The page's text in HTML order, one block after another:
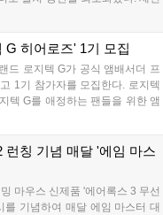
미니멀한 디자인은 거실, 서재
적한 홈 컴퓨팅 환경을 제공한
G 히어로즈' 1기 모집
드 로지텍 G가 공식 앰배서더 프
1기 참가자를 모집한다. 로지텍
텍 G를 애정하는 팬들을 위한 앰
언서로는 약 200만 구독자를 보
머, 크리에이터, 코스튬 플레이
면 누구나 지원할 수 있다....
런칭 기념 매달 '에임 마스
마우스 신제품 '에어록스 3 무선
기념하여 매달 에임 마스터 대